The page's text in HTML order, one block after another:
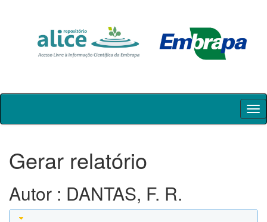
Skip
Gerar relatório
Autor : DANTAS, F. R.